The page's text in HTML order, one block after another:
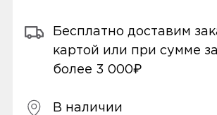
Бесплатно доставим
картой или при сумме
более 3 000₽
В наличии